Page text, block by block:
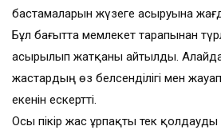
бастамаларын жүзеге асыруына
Бұл бағытта мемлекет тарапынан
асырылып жатқаны айтылды.
жастардың өз белсенділігі мен
екенін ескертті.
Осы пікір жас ұрпақты тек қолдауды